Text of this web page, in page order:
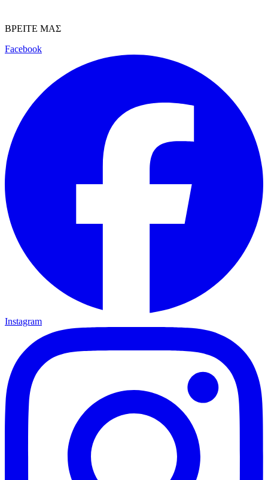
ΒΡΕΙΤΕ ΜΑΣ
Facebook
Instagram